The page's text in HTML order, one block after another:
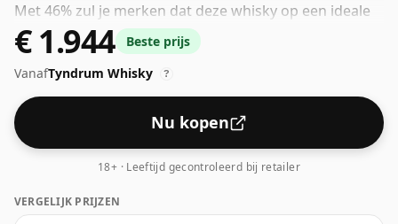
Met 46% zul je merken dat deze whisky op een ideale
drinksterkte is gebotteld. Wordt geleverd in de
normale flesmaat van 70cl.
€ 1.944
Beste prijs
VanafTyndrum Whisky ?
Nu kopen
18+ · Leeftijd gecontroleerd bij retailer
VERGELIJK PRIJZEN